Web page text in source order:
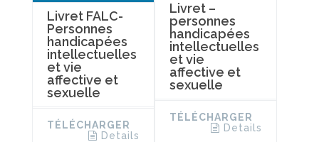
Livret FALC-
Personnes
handicapées
intellectuelles
et vie
affective et
sexuelle
TÉLÉCHARGER
Details
Livret –
personnes
handicapées
intellectuelles
et vie
affective et
sexuelle
TÉLÉCHARGER
Details